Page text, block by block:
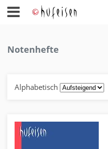
Notenhefte
Alphabetisch